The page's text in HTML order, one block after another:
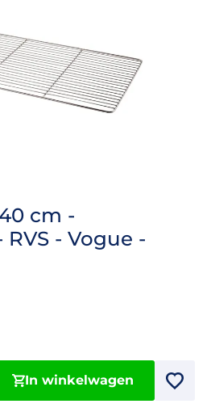
cm -
- Vogue -
In winkelwagen